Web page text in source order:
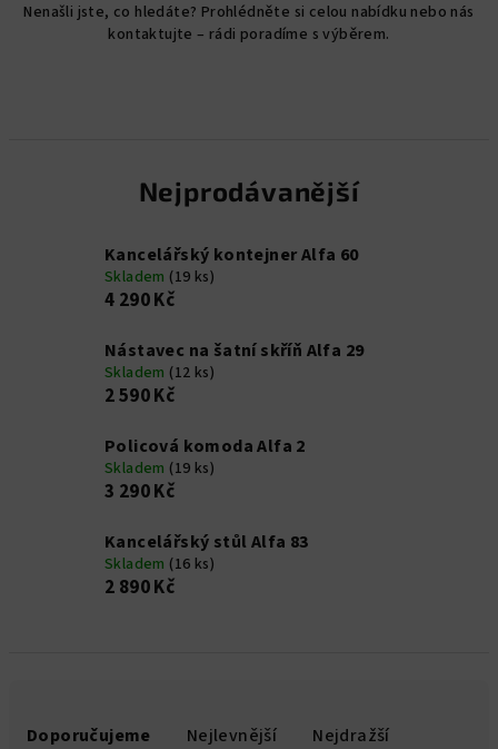
Nenašli jste, co hledáte? Prohlédněte si celou nabídku nebo nás
kontaktujte – rádi poradíme s výběrem.
Nejprodávanější
Kancelářský kontejner Alfa 60
Skladem (19 ks)
4 290 Kč
Nástavec na šatní skříň Alfa 29
Skladem (12 ks)
2 590 Kč
Policová komoda Alfa 2
Skladem (19 ks)
3 290 Kč
Kancelářský stůl Alfa 83
Skladem (16 ks)
2 890 Kč
Doporučujeme Nejlevnější Nejdražší